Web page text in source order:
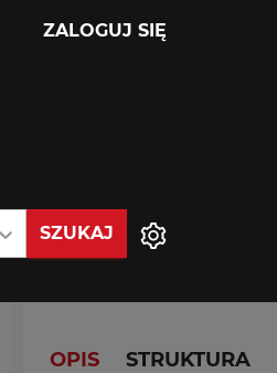
ZALOGUJ SIĘ
SZUKAJ
OPIS STRUKTURA